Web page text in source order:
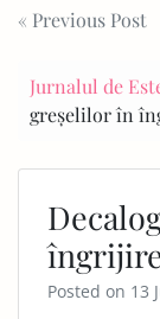
Post
« Previous Post
Jurnalul de
greșelilor în
Posted on 13